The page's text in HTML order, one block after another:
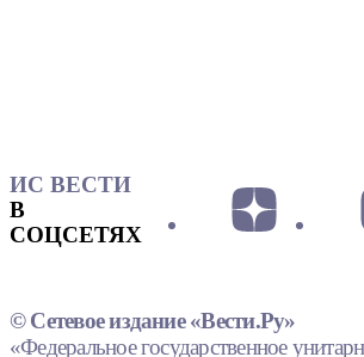
ИС ВЕСТИ
В
СОЦСЕТЯХ
© Сетевое издание «Вести.Ру»
«Федеральное государственное